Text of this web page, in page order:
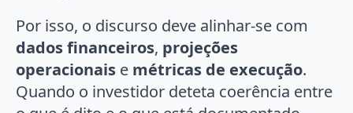
Por isso, o discurso deve alinhar-se com
dados financeiros, projeções
operacionais e métricas de execução.
Quando o investidor deteta coerência entre